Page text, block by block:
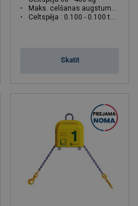
Maks. celšanas augstums 70m
Celtspēja : 0.100 - 0.100 tonnas
Skatīt